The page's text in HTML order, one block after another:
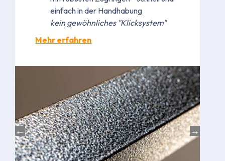
einfach in der Handhabung
kein gewöhnliches "Klicksystem"
Mehr erfahren